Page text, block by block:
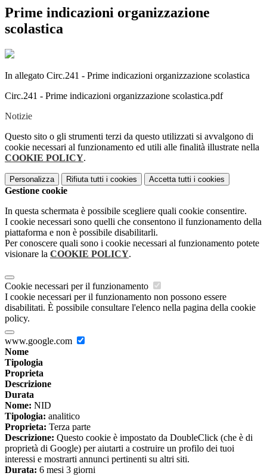
Prime indicazioni organizzazione
scolastica
In allegato Circ.241 - Prime indicazioni organizzazione scolastica
Circ.241 - Prime indicazioni organizzazione scolastica.pdf
Notizie
Questo sito o gli strumenti terzi da questo utilizzati si avvalgono di
cookie necessari al funzionamento ed utili alle finalità illustrate nella
COOKIE POLICY.
Personalizza Rifiuta tutti i cookies Accetta tutti i cookies
Gestione cookie
In questa schermata è possibile scegliere quali cookie consentire.
I cookie necessari sono quelli che consentono il funzionamento della
piattaforma e non è possibile disabilitarli.
Per conoscere quali sono i cookie necessari al funzionamento potete
visionare la COOKIE POLICY.
Cookie necessari per il funzionamento
I cookie necessari per il funzionamento non possono essere
disabilitati. È possibile consultare l'elenco nella pagina della cookie
policy.
www.google.com
Nome
Tipologia
Proprieta
Descrizione
Durata
Nome: NID
Tipologia: analitico
Proprieta: Terza parte
Descrizione: Questo cookie è impostato da DoubleClick (che è di
proprietà di Google) per aiutarti a costruire un profilo dei tuoi
interessi e mostrarti annunci pertinenti su altri siti.
Durata: 6 mesi 3 giorni